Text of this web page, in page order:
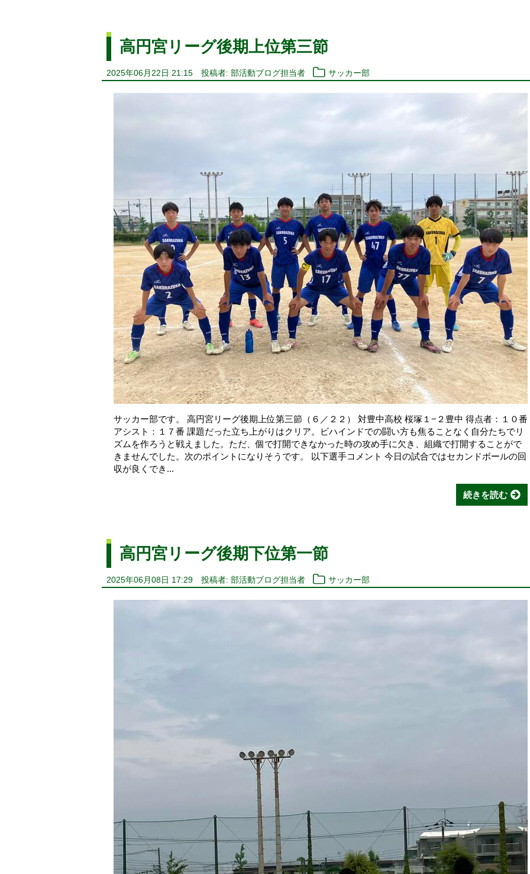
高円宮リーグ後期上位第三節
2025年06月22日 21:15 投稿者: 部活動ブログ担当者 サッカー部
サッカー部です。 高円宮リーグ後期上位第三節（６／２２） 対豊中高校 桜塚１−２豊中 得点者：１０番
アシスト：１７番 課題だった立ち上がりはクリア。ビハインドでの闘い方も焦ることなく自分たちでリ
ズムを作ろうと戦えました。ただ、個で打開できなかった時の攻め手に欠き、組織で打開することがで
きませんでした。次のポイントになりそうです。 以下選手コメント 今日の試合ではセカンドボールの回
収が良くでき...
続きを読む
高円宮リーグ後期下位第一節
2025年06月08日 17:29 投稿者: 部活動ブログ担当者 サッカー部